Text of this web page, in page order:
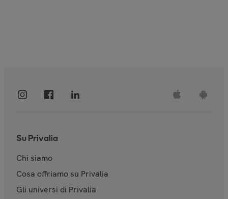
Su Privalia
Chi siamo
Cosa offriamo su Privalia
Gli universi di Privalia